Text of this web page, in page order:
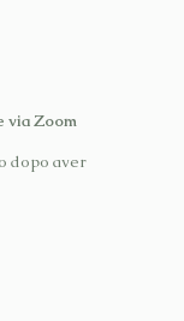
via Zoom
dopo aver